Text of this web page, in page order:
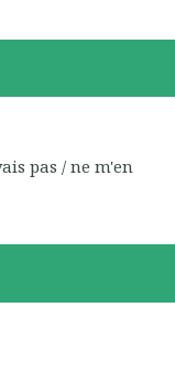
pas / ne m'en